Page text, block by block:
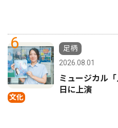
6
文化
足柄
2026.08.01
ミュージカル
日に上演